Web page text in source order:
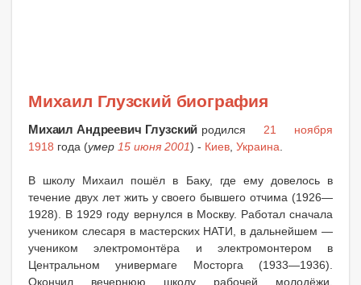
Михаил Глузский биография
Михаил Андреевич Глузский родился 21 ноября
1918 года (умер 15 июня 2001) - Киев Украина
В школу Михаил пошёл в Баку, где ему довелось в
течение двух лет жить у своего бывшего отчима (1926—
1928). В 1929 году вернулся в Москву. Работал сначала
учеником слесаря в мастерских НАТИ, в дальнейшем —
учеником электромонтёра и электромонтером в
Центральном универмаге Мосторга (1933—1936).
Окончил вечернюю школу рабочей молодёжи,